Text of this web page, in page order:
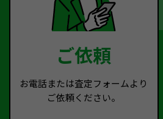
ご依頼
お電話または査定フォームより
ご依頼ください。